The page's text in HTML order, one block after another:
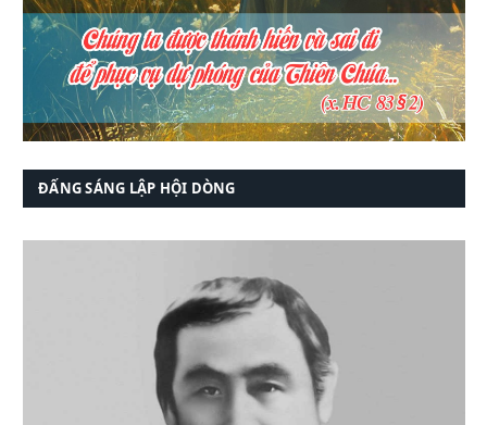
ĐẤNG SÁNG LẬP HỘI DÒNG